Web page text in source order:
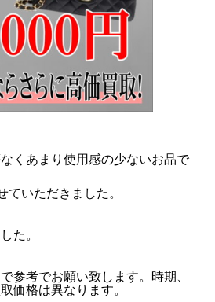
くあまり使用感の少ないお品で
ていただきました。
た。
参考でお願い致します。時期、
価格は異なります。